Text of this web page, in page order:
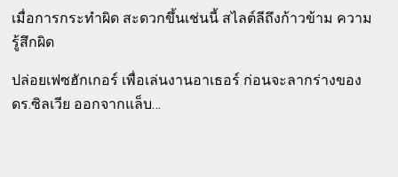
เมื่อการกระทำผิด สะดวกขึ้นเช่นนี้ สไลต์ลีถึงก้าวข้าม ความ
รู้สึกผิด
ปล่อยเฟซฮักเกอร์ เพื่อเล่นงานอาเธอร์ ก่อนจะลากร่างของ
ดร.ซิลเวีย ออกจากแล็บ…